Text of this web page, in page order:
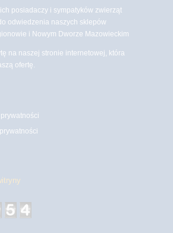
posiadaczy i sympatyków zwierząt
odwiedzenia naszych sklepów
i Nowym Dworze Mazowieckim
na naszej stronie internetowej, która
ofertę.